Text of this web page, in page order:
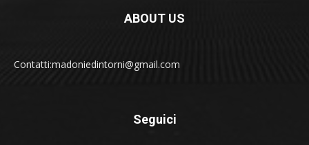
ABOUT US
Contatti:madoniedintorni@gmail.com
Seguici